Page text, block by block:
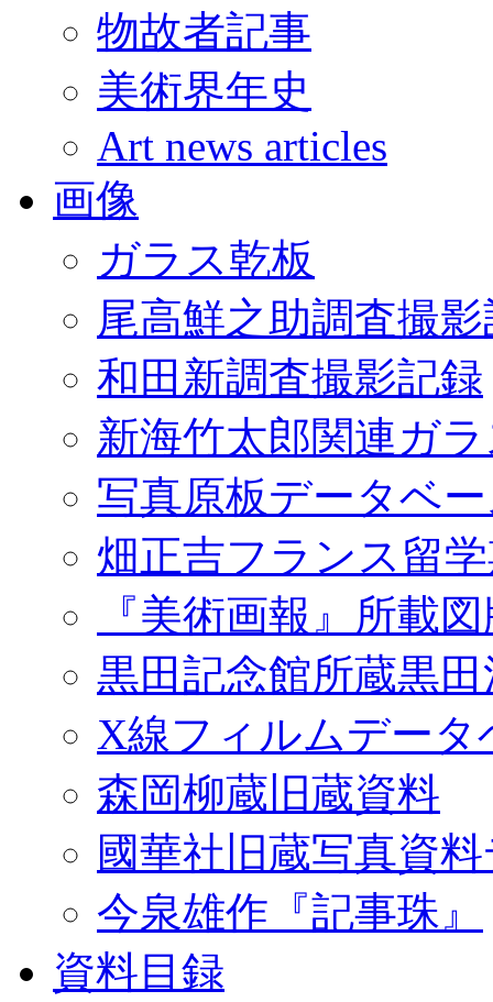
物故者記事
美術界年史
Art news articles
画像
ガラス乾板
尾高鮮之助調査撮
和田新調査撮影記録
新海竹太郎関連ガ
写真原板データベ
畑正吉フランス留
『美術画報』所載
黒田記念館所蔵黒
X線フィルムデータ
森岡柳蔵旧蔵資料
國華社旧蔵写真資
今泉雄作『記事珠』
資料目録